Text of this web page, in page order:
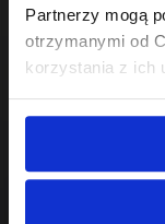
Partnerzy mogą
otrzymanymi od
korzystania z ich